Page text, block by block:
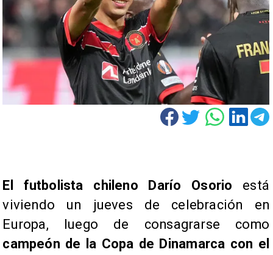
El futbolista chileno Darío Osorio está
viviendo un jueves de celebración en
Europa, luego de consagrarse como
campeón de la Copa de Dinamarca con el